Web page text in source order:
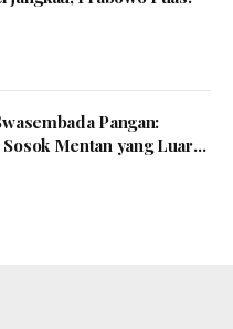
Pangan:
Mentan yang Luar